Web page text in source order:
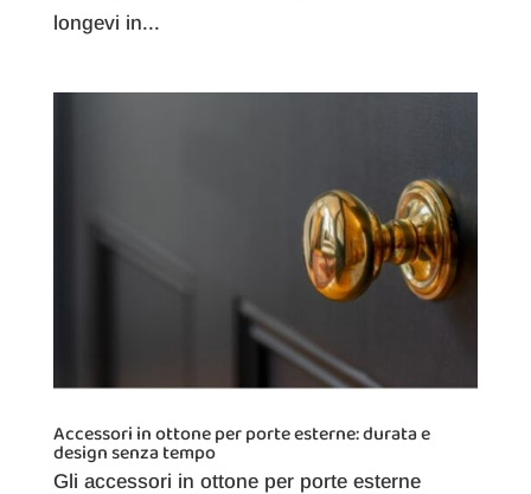
longevi in...
Accessori in ottone per porte esterne: durata e
design senza tempo
Gli accessori in ottone per porte esterne